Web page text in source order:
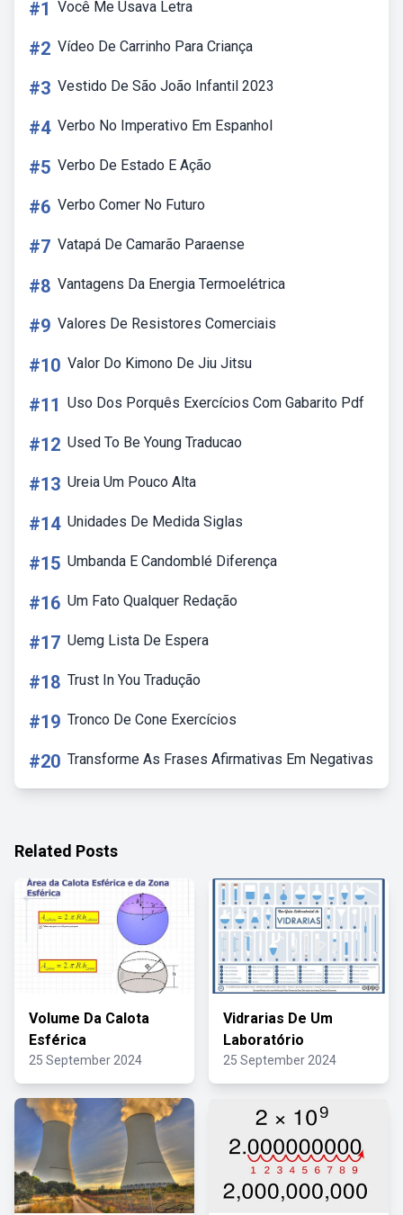
#1 Você Me Usava Letra
#2 Vídeo De Carrinho Para Criança
#3 Vestido De São João Infantil 2023
#4 Verbo No Imperativo Em Espanhol
#5 Verbo De Estado E Ação
#6 Verbo Comer No Futuro
#7 Vatapá De Camarão Paraense
#8 Vantagens Da Energia Termoelétrica
#9 Valores De Resistores Comerciais
#10 Valor Do Kimono De Jiu Jitsu
#11 Uso Dos Porquês Exercícios Com Gabarito Pdf
#12 Used To Be Young Traducao
#13 Ureia Um Pouco Alta
#14 Unidades De Medida Siglas
#15 Umbanda E Candomblé Diferença
#16 Um Fato Qualquer Redação
#17 Uemg Lista De Espera
#18 Trust In You Tradução
#19 Tronco De Cone Exercícios
#20 Transforme As Frases Afirmativas Em Negativas
Related Posts
Volume Da Calota
Esférica
25 September 2024
Vidrarias De Um
Laboratório
25 September 2024